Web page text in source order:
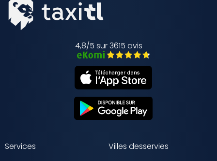
4,8/5 sur 3615 avis
Services
Villes desservies